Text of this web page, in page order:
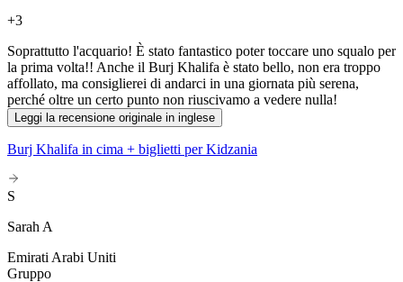
+3
Soprattutto l'acquario! È stato fantastico poter toccare uno squalo per
la prima volta!! Anche il Burj Khalifa è stato bello, non era troppo
affollato, ma consiglierei di andarci in una giornata più serena,
perché oltre un certo punto non riuscivamo a vedere nulla!
Leggi la recensione originale in inglese
Burj Khalifa in cima + biglietti per Kidzania
S
Sarah A
Emirati Arabi Uniti
Gruppo